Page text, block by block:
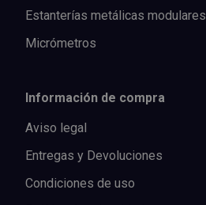
Estanterías metálicas modulares
Micrómetros
Información de compra
Aviso legal
Entregas y Devoluciones
Condiciones de uso